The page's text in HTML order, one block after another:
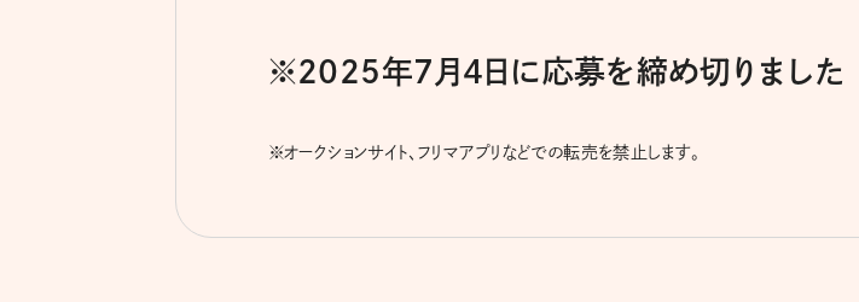
※2025年7月4日に応募を締め切りました
※オークションサイト、フリマアプリなどでの転売を禁止します。